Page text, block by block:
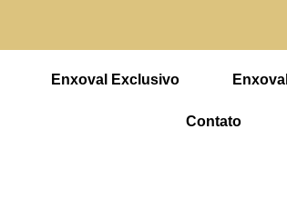
Parcele em até 4 vezes sem
Enxoval Exclusivo
Contato